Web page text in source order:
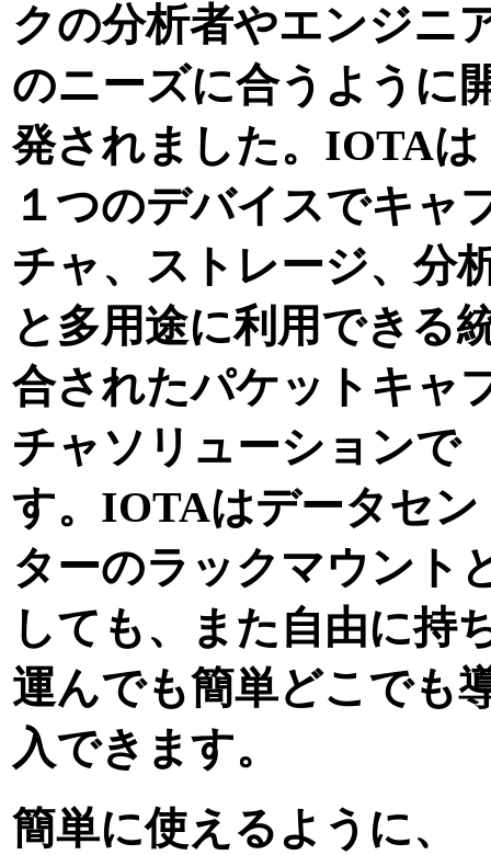
クの分析者やエンジニ
のニーズに合うように
発されました。IOTAは
１つのデバイスでキャ
チャ、ストレージ、分
と多用途に利用できる
合されたパケットキャ
チャソリューションで
す。IOTAはデータセン
ターのラックマウント
しても、また自由に持
運んでも簡単どこでも
入できます。
簡単に使えるように、